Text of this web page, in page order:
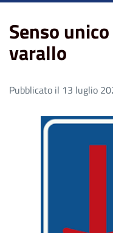
Senso
varallo
Pubblicato il 13 luglio